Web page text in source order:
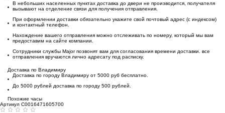
В небольших населенных пунктах доставка до двери не производится, получателя
вызывают на отделение связи для получения отправления.
При оформлении доставки обязательно укажите свой почтовый адрес (с индексом)
и контактный телефон.
Нахождение вашего отправления можно отслеживать по номеру, который мы вам
предоставим на сайте компании.
Сотрудники службы Major позвонят вам для согласования времени доставки. все
отправления вручаются лично адресату под расписку.
Доставка по Владимиру
Доставка по городу Владимиру от 5000 руб бесплатно.
До 5000 рублей доставка по городу 500 рублей.
Похожие часы
Артикул C0016471605700